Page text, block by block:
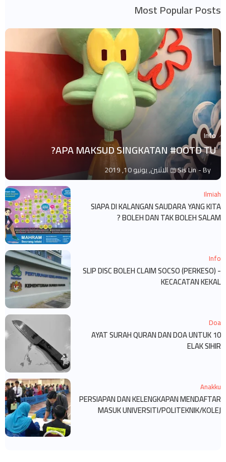
Most Popular Posts
Info
APA MAKSUD SINGKATAN #OOTD TU?
By -
Sis Lin الاثنين, يونيو 10, 2019
Ilmiah
SIAPA DI KALANGAN SAUDARA YANG KITA
BOLEH DAN TAK BOLEH SALAM ?
Info
SLIP DISC BOLEH CLAIM SOCSO (PERKESO) -
KECACATAN KEKAL
Doa
10 AYAT SURAH QURAN DAN DOA UNTUK
ELAK SIHIR
Anakku
PERSIAPAN DAN KELENGKAPAN MENDAFTAR
MASUK UNIVERSITI/POLITEKNIK/KOLEJ